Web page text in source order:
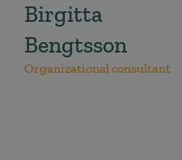
Birgitta
Bengtsson
Organizational consultant